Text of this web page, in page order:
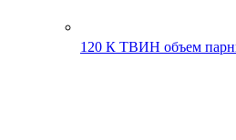
120 К ТВИН объем